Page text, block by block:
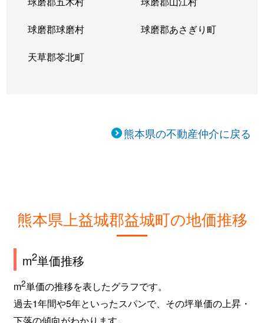
球磨郡球磨村 球磨郡あさぎり町
天草郡苓北町
熊本県の不動産仲介に戻る
熊本県上益城郡益城町の地価推移
m2単価推移
m2単価の推移を表したグラフです。
過去1年間や5年といったスパンで、その坪単価の上昇・
下落の傾向がわかります。